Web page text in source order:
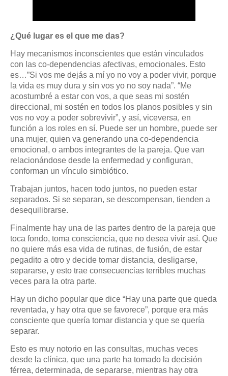
¿Qué lugar es el que me das?
Hay mecanismos inconscientes que están vinculados
con las co-dependencias afectivas, emocionales. Esto
es…”Si vos me dejás a mí yo no voy a poder vivir, porque
la vida es muy dura y sin vos yo no soy nada”. “Me
acostumbré a estar con vos, a que seas mi sostén
direccional, mi sostén en todos los planos posibles y sin
vos no voy a poder sobrevivir”, y así, viceversa, en
función a los roles en sí. Puede ser un hombre, puede ser
una mujer, quien va generando una co-dependencia
emocional, o ambos integrantes de la pareja. Que van
relacionándose desde la enfermedad y configuran,
conforman un vínculo simbiótico.
Trabajan juntos, hacen todo juntos, no pueden estar
separados. Si se separan, se descompensan, tienden a
desequilibrarse.
Finalmente hay una de las partes dentro de la pareja que
toca fondo, toma consciencia, que no desea vivir así. Que
no quiere más esa vida de rutinas, de fusión, de estar
pegadito a otro y decide tomar distancia, desligarse,
separarse, y esto trae consecuencias terribles muchas
veces para la otra parte.
Hay un dicho popular que dice “Hay una parte que queda
reventada, y hay otra que se favorece”, porque era más
consciente que quería tomar distancia y que se quería
separar.
Esto es muy notorio en las consultas, muchas veces
desde la clínica, que una parte ha tomado la decisión
férrea, determinada, de separarse, mientras hay otra